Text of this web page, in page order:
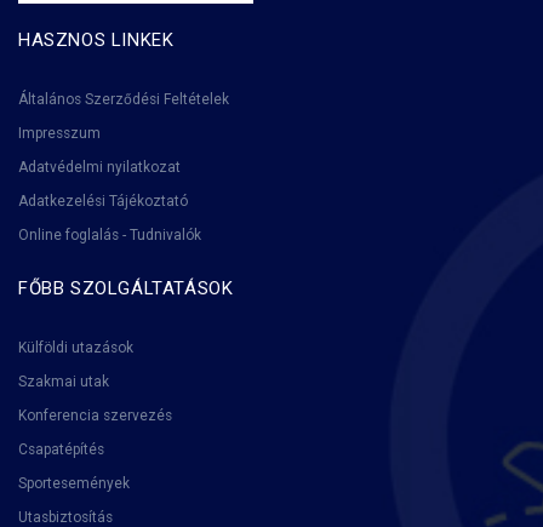
HASZNOS LINKEK
Általános Szerződési Feltételek
Impresszum
Adatvédelmi nyilatkozat
Adatkezelési Tájékoztató
Online foglalás - Tudnivalók
FŐBB SZOLGÁLTATÁSOK
Külföldi utazások
Szakmai utak
Konferencia szervezés
Csapatépítés
Sportesemények
Utasbiztosítás